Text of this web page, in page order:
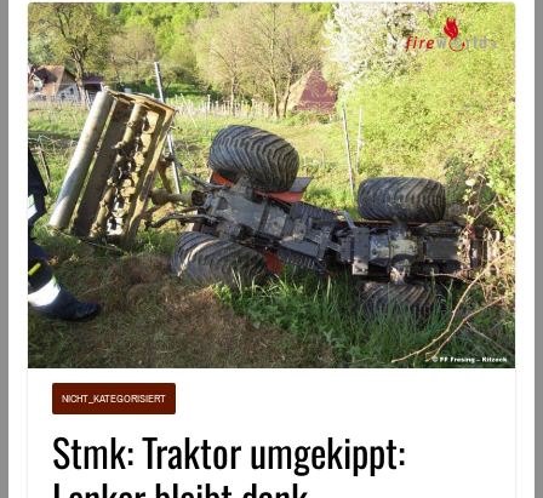
NICHT_KATEGORISIERT
Stmk: Traktor umgekippt: